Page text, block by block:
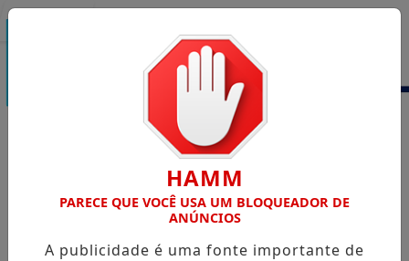
HAMM
PARECE QUE VOCÊ USA UM BLOQUEADOR DE
ANÚNCIOS
A publicidade é uma fonte importante de